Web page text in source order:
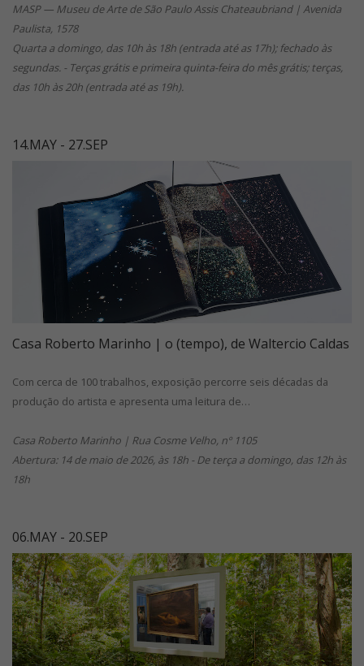
MASP — Museu de Arte de São Paulo Assis Chateaubriand | Avenida
Paulista, 1578
Quarta a domingo, das 10h às 18h (entrada até as 17h); fechado às
segundas. - Terças grátis e primeira quinta-feira do mês grátis; terças,
das 10h às 20h (entrada até as 19h).
14.MAY - 27.SEP
Casa Roberto Marinho | o (tempo), de Waltercio Caldas
Com cerca de 100 trabalhos, exposição percorre seis décadas da
produção do artista e apresenta uma leitura de…
Casa Roberto Marinho | Rua Cosme Velho, nº 1105
Abertura: 14 de maio de 2026, às 18h - De terça a domingo, das 12h às
18h
06.MAY - 20.SEP